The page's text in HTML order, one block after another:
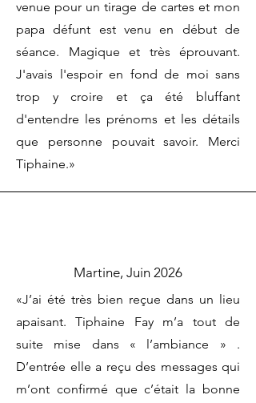
venue pour un tirage de cartes et mon
papa défunt est venu en début de
séance. Magique et très éprouvant.
J'avais l'espoir en fond de moi sans
trop y croire et ça été bluffant
d'entendre les prénoms et les détails
que personne pouvait savoir. Merci
Tiphaine.»
Martine, Juin 2026
«J’ai été très bien reçue dans un lieu
apaisant. Tiphaine Fay m’a tout de
suite mise dans « l’ambiance » .
D’entrée elle a reçu des messages qui
m’ont confirmé que c’était la bonne